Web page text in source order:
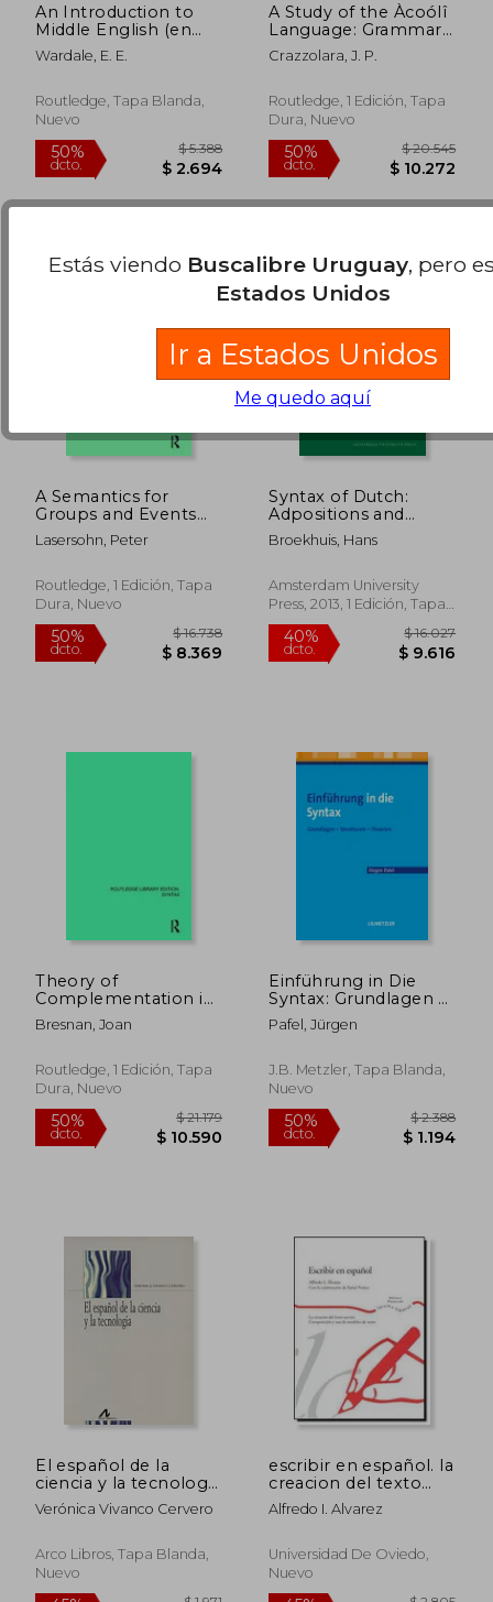
dcto. $ 1.146 dcto.
45%
dcto. $ 875
40%
dcto. $
An Introduction to
Middle English (en
Inglés)
Wardale, E. E.
Routledge, Tapa Blanda,
Nuevo
A Study of the Àcoólî
Language: Grammar
and Vocabulary (en
Inglés)
Crazzolara, J. P.
Routledge, 1 Edición, Tapa
Dura, Nuevo
50%
A Semantics for
Groups and Events
(en Inglés)
Lasersohn, Peter
Routledge, 1 Edición, Tapa
Dura, Nuevo
Syntax of Dutch:
Adpositions and
Adpositional Phrases
(en Inglés)
Broekhuis, Hans
Amsterdam University
Press, 2013, 1 Edición, Tapa
Dura, Nuevo
Theory of
Complementation in
English Syntax (en
Inglés)
Bresnan, Joan
Routledge, 1 Edición, Tapa
Dura, Nuevo
Einführung in Die
Syntax: Grundlagen -
Strukturen - Theorien
(en Alemán)
Pafel, Jürgen
J.B. Metzler, Tapa Blanda,
Nuevo
El español de la
ciencia y la tecnología
(Bibliotheca
philologica)
Verónica Vivanco Cervero
Arco Libros, Tapa Blanda,
Nuevo
escribir en español. la
creacion del texto
escrito.composicion y
uso de modelos
Alfredo I. Alvarez
Universidad De Oviedo,
Nuevo
Estás viendo Buscalibre Uruguay, pero
Estados Unidos
Ir a Estados Unidos
Me quedo aquí